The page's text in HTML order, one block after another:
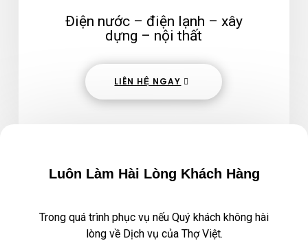
Điện nước – điện lạnh – xây
dựng – nội thất
LIÊN HỆ NGAY
Luôn Làm Hài Lòng Khách Hàng
Trong quá trình phục vụ nếu Quý khách không hài
lòng về Dịch vụ của Thợ Việt.